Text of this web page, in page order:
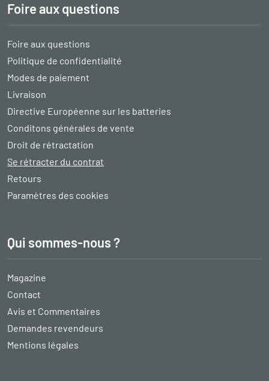
Foire aux questions
Foire aux questions
Politique de confidentialité
Modes de paiement
Livraison
Directive Européenne sur les batteries
Conditons générales de vente
Droit de rétractation
Se rétracter du contrat
Retours
Paramètres des cookies
Qui sommes-nous ?
Magazine
Contact
Avis et Commentaires
Demandes revendeurs
Mentions légales